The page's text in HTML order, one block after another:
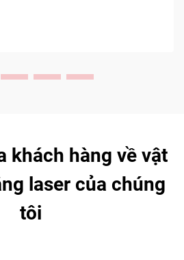
khách hàng về vật
laser của chúng
tôi